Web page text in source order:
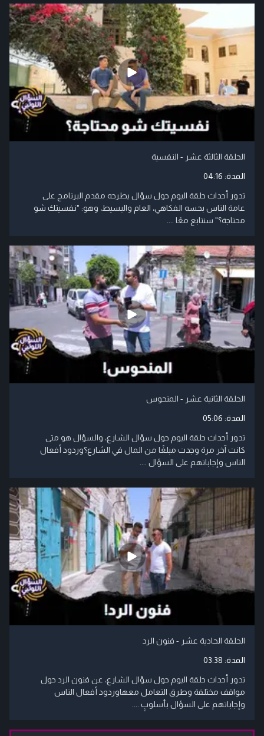
الحلقة الثالثة عشر - النفسية
المدة: 04:16
تدور أحداث حلقة اليوم حول سؤال يطرحه مقدم البرنامج على
عامة الناس بحسه الفكاهي، العام والبسيط، وهو: "نفسيتك شو
محتاجة؟" سنتابع معًا ....
الحلقة الثانية عشر - المنحوس
المدة: 05:06
تدور أحداث حلقة اليوم حول سؤال الشارع، والسؤال هو متى
كانت آخر مرة وجدت مبلغًا من المال في الشارع؟وردود أفعال
الناس وإجاباتهم على السؤال ....
الحلقة الحادية عشر - فنون الرد
المدة: 03:38
تدور أحداث حلقة اليوم حول سؤال الشارع، عن فنون الرد حول
مواقف مختلفة وطرق التعامل معهاوردود أفعال الناس
وإجاباتهم على السؤال بأسلوبٍ ....